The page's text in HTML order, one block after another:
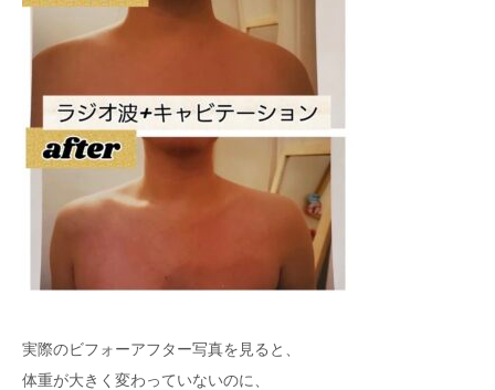
実際のビフォーアフター写真を見ると、
体重が大きく変わっていないのに、